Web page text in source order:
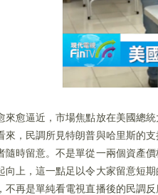
來愈逼近，市場焦點放在美國總
來，民調所見特朗普與哈里斯的
隨時留意。不是單從一兩個資產
向上，這一點足以令大家留意短
不再是單純看電視直播後的民調